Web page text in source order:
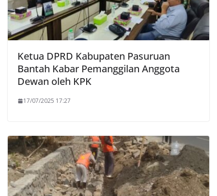
Ketua DPRD Kabupaten Pasuruan
Bantah Kabar Pemanggilan Anggota
Dewan oleh KPK
17/07/2025 17:27